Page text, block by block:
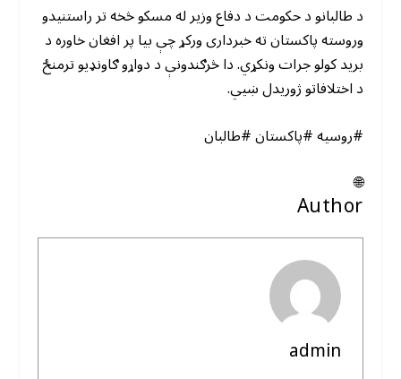
د طالبانو د حکومت د دفاع وزیر له مسکو څخه تر راستنیدو
وروسته پاکستان ته خبرداری ورکړ چې بیا پر افغان خاوره د
برید کولو جرات ونکړي. دا څرګندونې د دواړو ګاونډیو ترمنځ
د اختلافاتو ژوریدل ښیي.
#روسیه #پاکستان #طالبان
🌐
Author
admin